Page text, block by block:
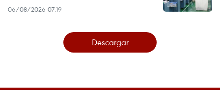
06/08/2026 07:19
Descargar